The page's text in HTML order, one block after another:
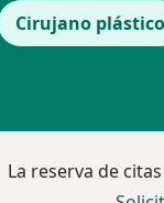
Cirujano plástico
La reserva de